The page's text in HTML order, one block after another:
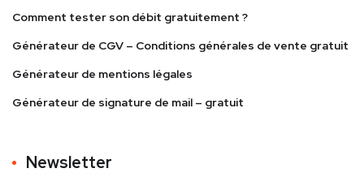
Comment tester son débit gratuitement ?
Générateur de CGV – Conditions générales de vente gratuit
Générateur de mentions légales
Générateur de signature de mail – gratuit
Newsletter